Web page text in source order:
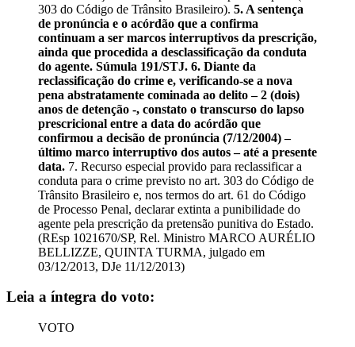
303 do Código de Trânsito Brasileiro). 5. A sentença
de pronúncia e o acórdão que a confirma
continuam a ser marcos interruptivos da prescrição,
ainda que procedida a desclassificação da conduta
do agente. Súmula 191/STJ. 6. Diante da
reclassificação do crime e, verificando-se a nova
pena abstratamente cominada ao delito – 2 (dois)
anos de detenção -, constato o transcurso do lapso
prescricional entre a data do acórdão que
confirmou a decisão de pronúncia (7/12/2004) –
último marco interruptivo dos autos – até a presente
data. 7. Recurso especial provido para reclassificar a
conduta para o crime previsto no art. 303 do Código de
Trânsito Brasileiro e, nos termos do art. 61 do Código
de Processo Penal, declarar extinta a punibilidade do
agente pela prescrição da pretensão punitiva do Estado.
(REsp 1021670/SP, Rel. Ministro MARCO AURÉLIO
BELLIZZE, QUINTA TURMA, julgado em
03/12/2013, DJe 11/12/2013)
Leia a íntegra do voto:
VOTO